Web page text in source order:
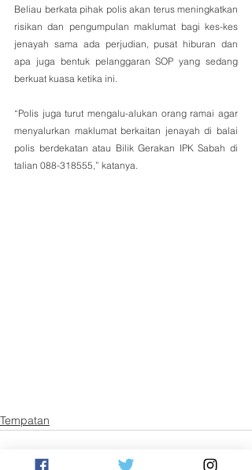
Beliau berkata pihak polis akan terus meningkatkan
risikan dan pengumpulan maklumat bagi kes-kes
jenayah sama ada perjudian, pusat hiburan dan
apa juga bentuk pelanggaran SOP yang sedang
berkuat kuasa ketika ini.
“Polis juga turut mengalu-alukan orang ramai agar
menyalurkan maklumat berkaitan jenayah di balai
polis berdekatan atau Bilik Gerakan IPK Sabah di
talian 088-318555,” katanya.
Tempatan